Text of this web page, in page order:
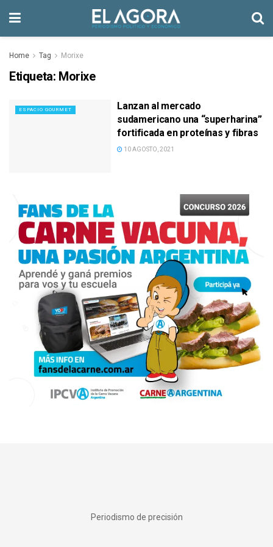
Home Tag Morixe
Etiqueta: Morixe
ESPACIO GOURMET
Lanzan al mercado
sudamericano una “superharina”
fortificada en proteínas y fibras
10 AGOSTO, 2021
Periodismo de precisión